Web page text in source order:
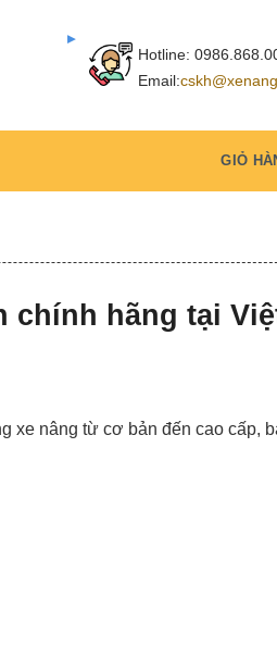
Hotline:
Email:
GIỎ
chính hãng tại
xe nâng từ cơ bản đến cao cấp,